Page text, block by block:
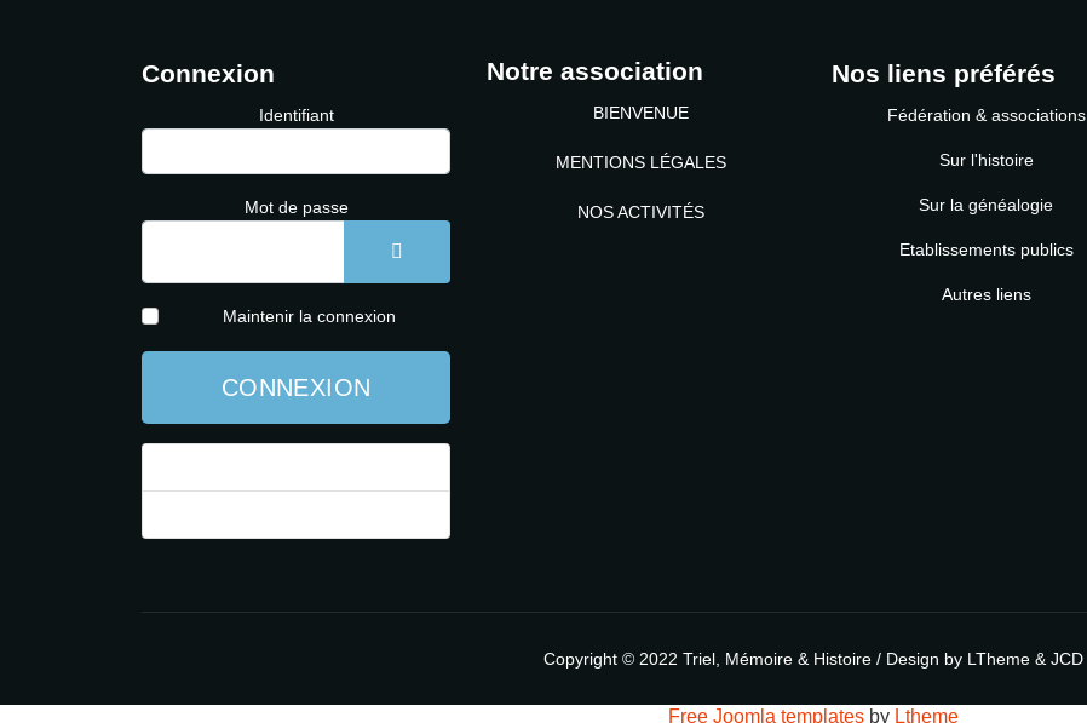
Connexion
Identifiant
Mot de passe
AFFICHER LE MOT DE PASSE
Maintenir la connexion
CONNEXION
Notre association
BIENVENUE
MENTIONS LÉGALES
NOS ACTIVITÉS
Nos liens préférés
Fédération & associations
Sur l'histoire
Sur la généalogie
Etablissements publics
Autres liens
Copyright © 2022 Triel, Mémoire & Histoire / Design by LTheme & JCD
Free Joomla templates by Ltheme